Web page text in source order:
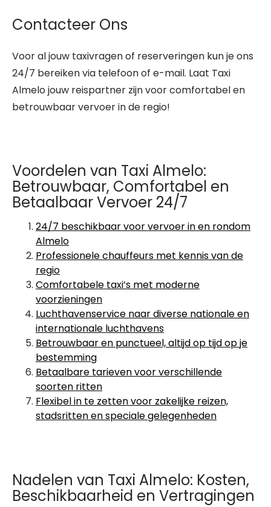
Contacteer Ons
Voor al jouw taxivragen of reserveringen kun je ons
24/7 bereiken via telefoon of e-mail. Laat Taxi
Almelo jouw reispartner zijn voor comfortabel en
betrouwbaar vervoer in de regio!
Voordelen van Taxi Almelo:
Betrouwbaar, Comfortabel en
Betaalbaar Vervoer 24/7
24/7 beschikbaar voor vervoer in en rondom
Almelo
Professionele chauffeurs met kennis van de
regio
Comfortabele taxi’s met moderne
voorzieningen
Luchthavenservice naar diverse nationale en
internationale luchthavens
Betrouwbaar en punctueel, altijd op tijd op je
bestemming
Betaalbare tarieven voor verschillende
soorten ritten
Flexibel in te zetten voor zakelijke reizen,
stadsritten en speciale gelegenheden
Nadelen van Taxi Almelo: Kosten,
Beschikbaarheid en Vertragingen